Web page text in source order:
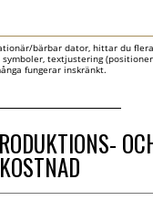
bärbar dator, hittar du
textjustering
fungerar inskränkt.